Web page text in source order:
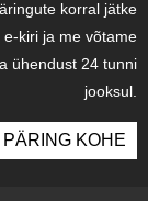
korral jätke
e-kiri ja me võtame
ühendust 24 tunni
jooksul.
PÄRING KOHE